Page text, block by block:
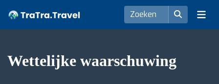
Wettelijke waarschuwing